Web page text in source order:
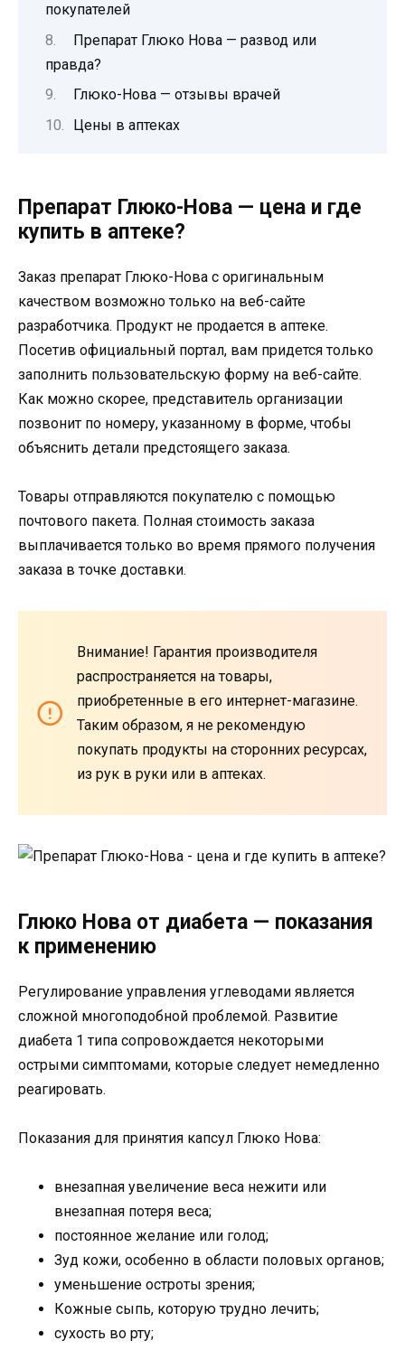
покупателей
Препарат Глюко Нова — развод или
правда?
Глюко-Нова — отзывы врачей
Цены в аптеках
Препарат Глюко-Нова — цена и где
купить в аптеке?
Заказ препарат Глюко-Нова с оригинальным
качеством возможно только на веб-сайте
разработчика. Продукт не продается в аптеке.
Посетив официальный портал, вам придется только
заполнить пользовательскую форму на веб-сайте.
Как можно скорее, представитель организации
позвонит по номеру, указанному в форме, чтобы
объяснить детали предстоящего заказа.
Товары отправляются покупателю с помощью
почтового пакета. Полная стоимость заказа
выплачивается только во время прямого получения
заказа в точке доставки.
Внимание! Гарантия производителя
распространяется на товары,
приобретенные в его интернет-магазине.
Таким образом, я не рекомендую
покупать продукты на сторонних ресурсах,
из рук в руки или в аптеках.
Глюко Нова от диабета — показания
к применению
Регулирование управления углеводами является
сложной многоподобной проблемой. Развитие
диабета 1 типа сопровождается некоторыми
острыми симптомами, которые следует немедленно
реагировать.
Показания для принятия капсул Глюко Нова:
внезапная увеличение веса нежити или
внезапная потеря веса;
постоянное желание или голод;
Зуд кожи, особенно в области половых органов;
уменьшение остроты зрения;
Кожные сыпь, которую трудно лечить;
сухость во рту;